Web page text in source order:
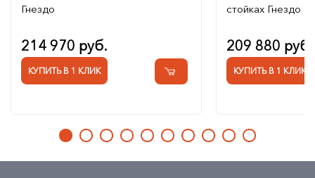
Гнездо
214 970 руб.
КУПИТЬ В 1 КЛИК
стойках Гнездо
209 880 руб.
КУПИТЬ В 1 КЛИК